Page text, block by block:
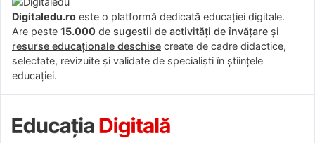
Digitaledu.ro este o platformă dedicată educației digitale.
Are peste 15.000 de sugestii de activități de învățare și
resurse educaționale deschise create de cadre didactice,
selectate, revizuite și validate de specialiști în științele
educației.